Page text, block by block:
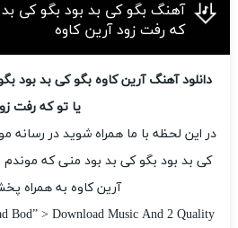
آهنگ بگو کی بد بود بگو کی
که رفت زود آرین کاوه
دانلود آهنگ آرین کاوه بگو کی بد بود
یا تو که رفت
در این لحظه با ما همراه شوید در رسانه
کی بد بود بگو کی بد بود منی که موندم
آرین کاوه به همراه
Bod” > Download Music And 2 Quality